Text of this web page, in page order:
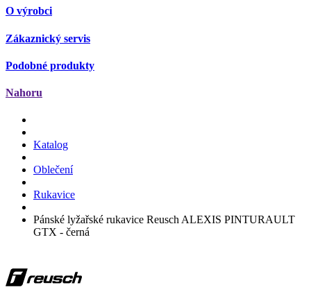
O výrobci
Zákaznický servis
Podobné produkty
Nahoru
Katalog
Oblečení
Rukavice
Pánské lyžařské rukavice Reusch ALEXIS PINTURAULT
GTX - černá